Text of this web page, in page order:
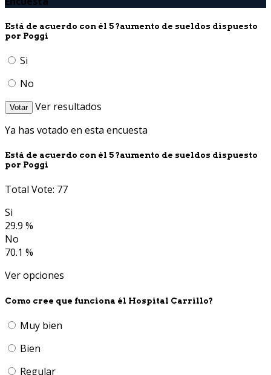
Está de acuerdo con él 5 ?aumento de sueldos dispuesto
por Poggi
Si
No
Votar
Ver resultados
Ya has votado en esta encuesta
Está de acuerdo con él 5 ?aumento de sueldos dispuesto
por Poggi
Total Vote: 77
Si
29.9 %
No
70.1 %
Ver opciones
Como cree que funciona él Hospital Carrillo?
Muy bien
Bien
Regular